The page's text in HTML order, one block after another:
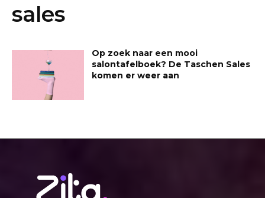
sales
Op zoek naar een mooi
salontafelboek? De Taschen Sales
komen er weer aan